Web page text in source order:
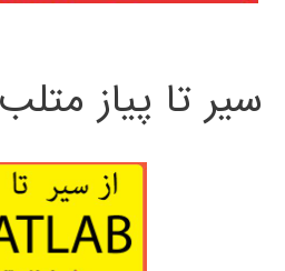
سیر تا پیاز متلب MATLAB